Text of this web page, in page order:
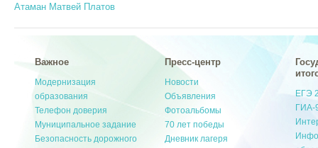
Атаман Матвей Платов
Важное
Модернизация
образования
Телефон доверия
Муниципальное задание
Безопасность дорожного
Пресс-центр
Новости
Объявления
Фотоальбомы
70 лет победы
Дневник лагеря
ЕГЭ
ГИА-